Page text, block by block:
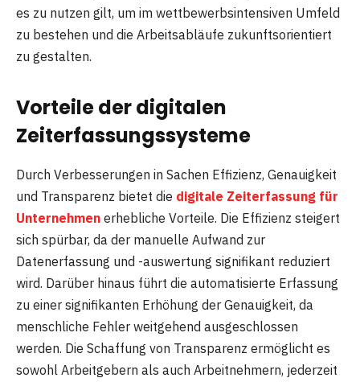
es zu nutzen gilt, um im wettbewerbsintensiven Umfeld
zu bestehen und die Arbeitsabläufe zukunftsorientiert
zu gestalten.
Vorteile der digitalen
Zeiterfassungssysteme
Durch Verbesserungen in Sachen Effizienz, Genauigkeit
und Transparenz bietet die digitale Zeiterfassung für
Unternehmen erhebliche Vorteile. Die Effizienz steigert
sich spürbar, da der manuelle Aufwand zur
Datenerfassung und -auswertung signifikant reduziert
wird. Darüber hinaus führt die automatisierte Erfassung
zu einer signifikanten Erhöhung der Genauigkeit, da
menschliche Fehler weitgehend ausgeschlossen
werden. Die Schaffung von Transparenz ermöglicht es
sowohl Arbeitgebern als auch Arbeitnehmern, jederzeit